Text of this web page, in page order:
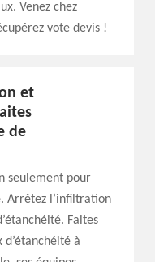
Venez chez
vote devis !
et
de
seulement pour
Arrêtez l’infiltration
Faites
à